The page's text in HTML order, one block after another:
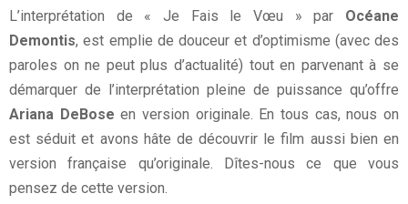
L’interprétation de « Je Fais le Vœu » par Océane
Demontis, est emplie de douceur et d’optimisme (avec des
paroles on ne peut plus d’actualité) tout en parvenant à se
démarquer de l’interprétation pleine de puissance qu’offre
Ariana DeBose en version originale. En tous cas, nous on
est séduit et avons hâte de découvrir le film aussi bien en
version française qu’originale. Dîtes-nous ce que vous
pensez de cette version.